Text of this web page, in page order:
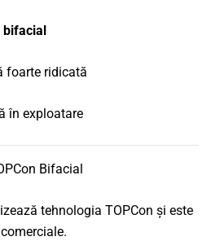
bifacial
foarte ridicată
în exploatare
Bifacial
tehnologia TOPCon și este